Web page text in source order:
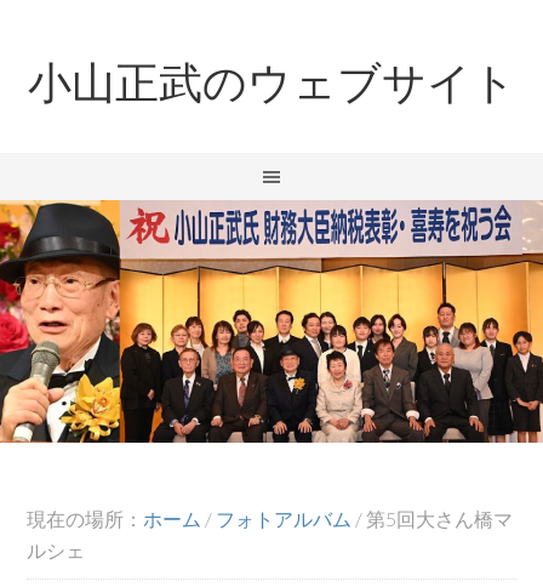
小山正武のウェブサイト
現在の場所： ホーム / フォトアルバム /第5回大さん橋マ
ルシェ